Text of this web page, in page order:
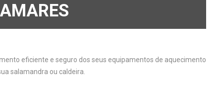
eficiente e seguro dos seus equipamentos de aquecimento
salamandra ou caldeira.